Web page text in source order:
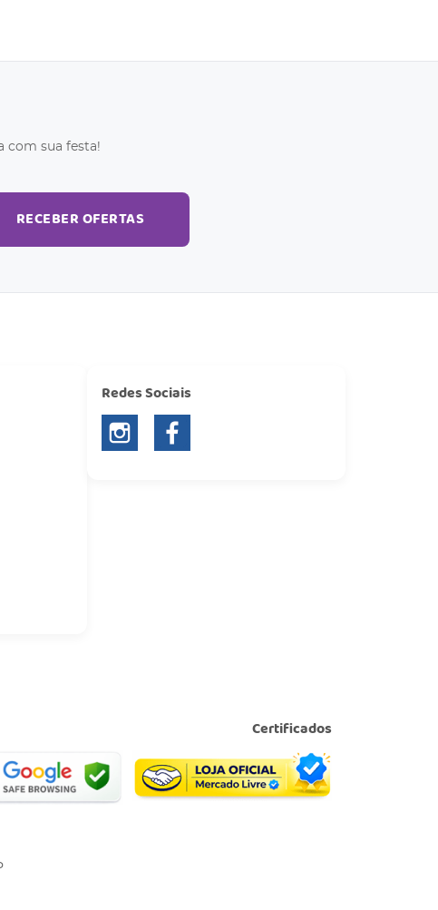
com sua festa!
RECEBER OFERTAS
Redes Sociais
Certificados